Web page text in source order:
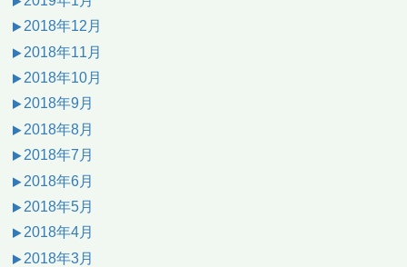
2018年12月
2018年11月
2018年10月
2018年9月
2018年8月
2018年7月
2018年6月
2018年5月
2018年4月
2018年3月